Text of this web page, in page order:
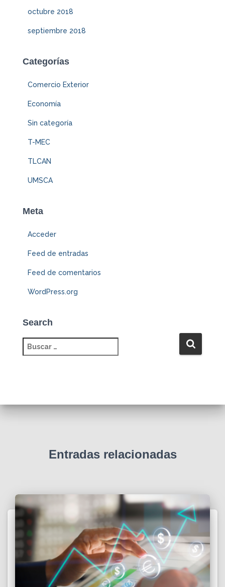
octubre 2018
septiembre 2018
Categorías
Comercio Exterior
Economía
Sin categoría
T-MEC
TLCAN
UMSCA
Meta
Acceder
Feed de entradas
Feed de comentarios
WordPress.org
Search
u
:
Entradas relacionadas